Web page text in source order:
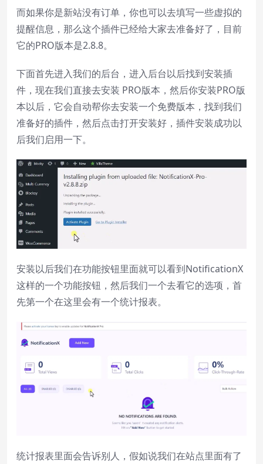
Background
Color
Window
Color
Transparency
Font Size
Text Edge Style
Font Family
Resetrestore all settings to the default
Done
Close Modal Dialog
End of dialog window.
而如果你是新站没有订单，你也可以去填写一些虚拟的
提醒信息，那么这个插件已经给大家去准备好了，目前
它的PRO版本是2.8.8。
下面首先进入我们的后台，进入后台以后找到安装插
件，现在我们直接去安装 PRO版本，然后你安装PRO版
本以后，它会自动帮你去安装一个免费版本，找到我们
准备好的插件，然后点击打开安装好，插件安装成功以
后我们启用一下。
安装以后我们在功能按钮里面就可以看到NotificationX
这样的一个功能按钮，然后我们一个去看它的选项，首
先第一个在这里会有一个统计报表。
统计报表里面会告诉别人，假如说我们在站点里面有了